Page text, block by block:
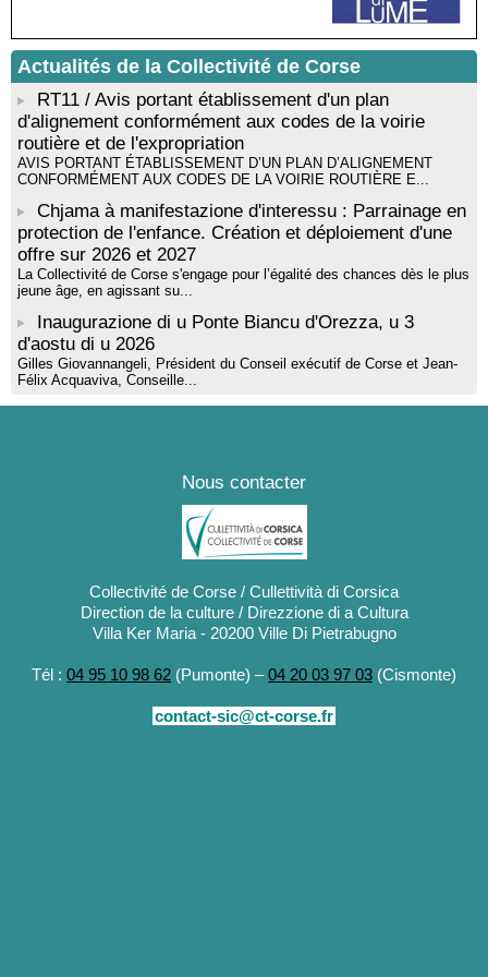
musicienne pédagogue : Ateliers d’expression sonore, vocale,
rythmique et corporelle - Mediateca territuriale di Santa Lucia di
Tallà
! Événement reporté ! Cycle de conférences peinture animé
par Alexandre Dominati - Mediateca territuriale di Santa Lucia di
Tallà
Actualités de la Collectivité de Corse
RT11 / Avis portant établissement d'un plan
d'alignement conformément aux codes de la voirie
routière et de l'expropriation
AVIS PORTANT ÉTABLISSEMENT D’UN PLAN D’ALIGNEMENT
CONFORMÉMENT AUX CODES DE LA VOIRIE ROUTIÈRE E...
Chjama à manifestazione d'interessu : Parrainage en
protection de l'enfance. Création et déploiement d'une
offre sur 2026 et 2027
La Collectivité de Corse s'engage pour l’égalité des chances dès le plus
jeune âge, en agissant su...
Inaugurazione di u Ponte Biancu d'Orezza, u 3
d'aostu di u 2026
Gilles Giovannangeli, Président du Conseil exécutif de Corse et Jean-
Félix Acquaviva, Conseille...
Nous contacter
Collectivité de Corse / Cullettività di Corsica
Direction de la culture / Direzzione di a Cultura
Villa Ker Maria - 20200 Ville Di Pietrabugno
Tél : 04 95 10 98 62 (Pumonte) –04 20 03 97 03 (Cismonte)
contact-sic@ct-corse.fr